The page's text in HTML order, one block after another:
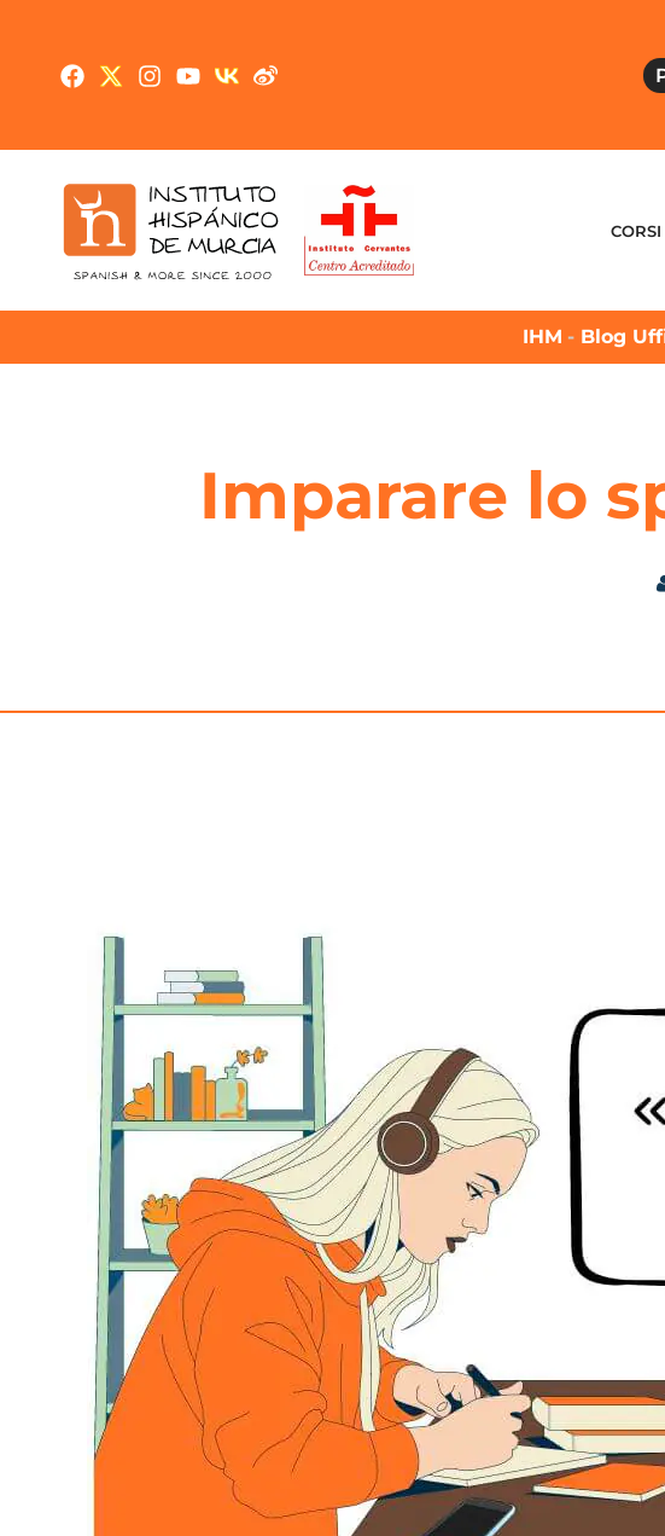
CORSI
IHM - Blog
Imparare lo